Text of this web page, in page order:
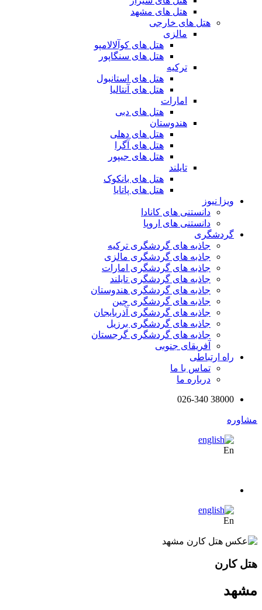
هتل های مشهد
هتل های خارجی
مالزی
هتل های کوآلالامپو
هتل های سنگاپور
ترکیه
هتل های استانبول
هتل های آنتالیا
امارات
هتل های دبی
هندوستان
هتل های دهلی
هتل های آگرا
هتل های جیپور
تایلند
هتل های بانکوک
هتل های پاتایا
ویزا نیوز
دانستنی های کانادا
دانستنی های اروپا
گردشگری
جاذبه های گردشگری ترکیه
جاذبه های گردشگری مالزی
جاذبه های گردشگری امارات
جاذبه های گردشگری تایلند
جاذبه های گردشگری هندوستان
جاذبه های گردشگری چین
جاذبه های گردشگری آذربایجان
جاذبه های گردشگری برزیل
جاذبه های گردشگری گرجستان
آفریقای جنوبی
راه ارتباطی
تماس با ما
درباره ما
38000 026-340
مشاوره
En
En
هتل کارن
مشهد